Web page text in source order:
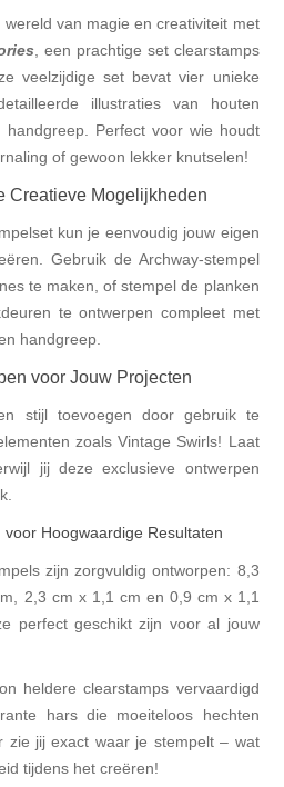
van magie en creativiteit met
, een prachtige set clearstamps
veelzijdige set bevat vier unieke
illustraties van houten
Perfect voor wie houdt
of gewoon lekker knutselen!
Creatieve Mogelijkheden
kun je eenvoudig jouw eigen
Gebruik de Archway-stempel
te maken, of stempel de planken
te ontwerpen compleet met
handgreep.
voor Jouw Projecten
stijl toevoegen door gebruik te
zoals Vintage Swirls! Laat
jij deze exclusieve ontwerpen
Hoogwaardige Resultaten
zijn zorgvuldig ontworpen: 8,3
2,3 cm x 1,1 cm en 0,9 cm x 1,1
perfect geschikt zijn voor al jouw
heldere clearstamps vervaardigd
hars die moeiteloos hechten
zie jij exact waar je stempelt – wat
tijdens het creëren!